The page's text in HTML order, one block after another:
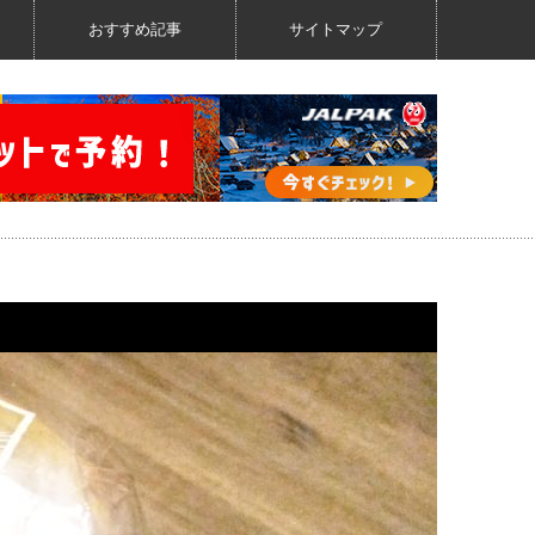
おすすめ記事 サイトマップ